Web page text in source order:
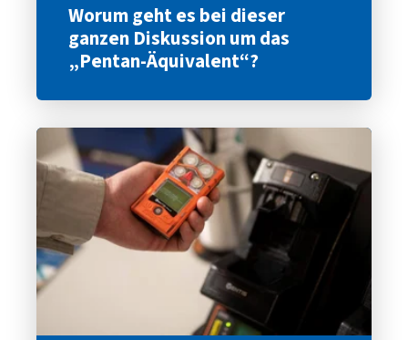
Worum geht es bei dieser
ganzen Diskussion um das
„Pentan-Äquivalent“?